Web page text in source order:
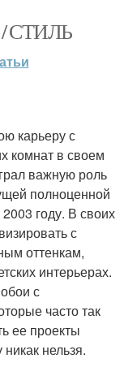
СТИЛЬ
карьеру с
комнат в своем
важную роль
полноценной
году. В своих
с
оттенкам,
интерьерах.
с
часто так
ее проекты
нельзя.